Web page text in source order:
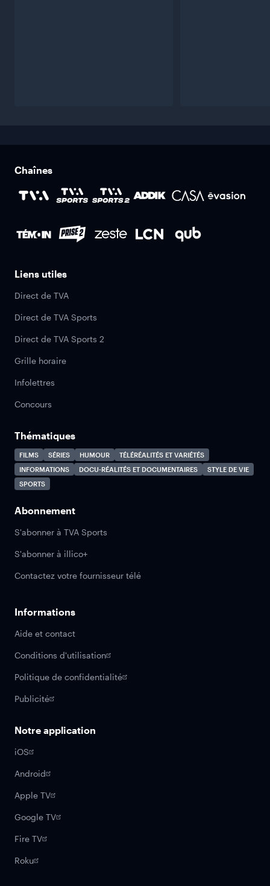
Chaînes
Liens utiles
Direct de TVA
Direct de TVA Sports
Direct de TVA Sports 2
Grille horaire
Infolettres
Concours
Thématiques
FILMS SÉRIES HUMOUR
TÉLÉRÉALITÉS ET VARIÉTÉS
INFORMATIONS
DOCU-RÉALITÉS ET DOCUMENTAIRES
STYLE DE VIE
SPORTS
Abonnement
S'abonner à TVA Sports
S'abonner à illico+
Contactez votre fournisseur télé
Informations
Aide et contact
Conditions d'utilisation
Politique de confidentialité
Publicité
Notre application
iOS
Android
Apple TV
Google TV
Fire TV
Roku